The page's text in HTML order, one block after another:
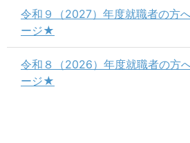
令和９（2027）年度就職者の
ージ★
令和８（2026）年度就職者の
ージ★